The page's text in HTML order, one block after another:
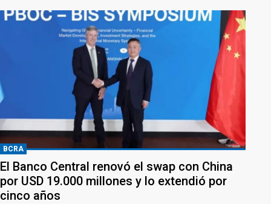
BCRA
El Banco Central renovó el swap con China
por USD 19.000 millones y lo extendió por
cinco años